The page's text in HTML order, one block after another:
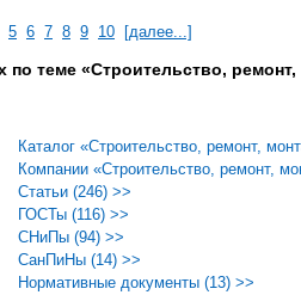
5 6 7 8 9 10 [далее...]
по теме «Строительство,
Каталог «Строительство, ремонт,
Компании «Строительство, ремонт,
Статьи (246) >>
ГОСТы (116) >>
СНиПы (94) >>
СанПиНы (14) >>
Нормативные документы (13) >>